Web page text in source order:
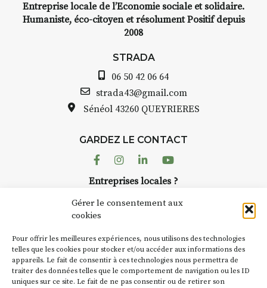
Gérer le consentement aux
cookies
Pour offrir les meilleures expériences, nous utilisons des technologies
telles que les cookies pour stocker et/ou accéder aux informations des
appareils. Le fait de consentir à ces technologies nous permettra de
traiter des données telles que le comportement de navigation ou les ID
uniques sur ce site. Le fait de ne pas consentir ou de retirer son
Entreprise locale de l’Economie sociale et solidaire.
Humaniste, éco-citoyen et résolument Positif depuis
2008
STRADA
06 50 42 06 64
strada43@gmail.com
Sénéol 43260 QUEYRIERES
GARDEZ LE CONTACT
FacebookInstagram
LinkedinYoutube
Entreprises locales ?
Suivez toute l'actu de Strada